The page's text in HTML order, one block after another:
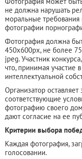
не должна нарушать
моральные
фотографии
Фотография должна
450x600px, не более
jpeg. Участник
что, принимая участие
интеллектуальной
Организатор
соответствующие
фотографию своего
дают согласие на ее
Критерии выбора
Каждая фотография,
голосовании.